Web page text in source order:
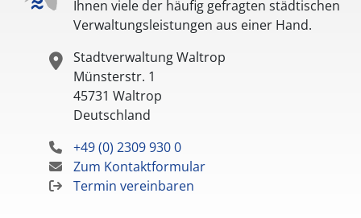
Ihnen viele der häufig gefragten städtischen
Verwaltungsleistungen aus einer Hand.
Stadtverwaltung Waltrop
Münsterstr. 1
45731 Waltrop
Deutschland
+49 (0) 2309 930 0
Zum Kontaktformular
Termin vereinbaren